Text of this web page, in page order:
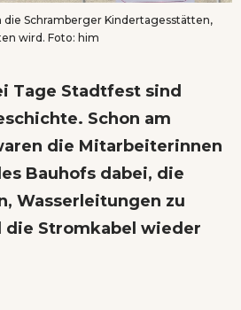
Schramberger Kindertagesstätten,
wird. Foto: him
Tage Stadtfest sind
Schon am
die Mitarbeiterinnen
Bauhofs dabei, die
Wasserleitungen zu
Stromkabel wieder